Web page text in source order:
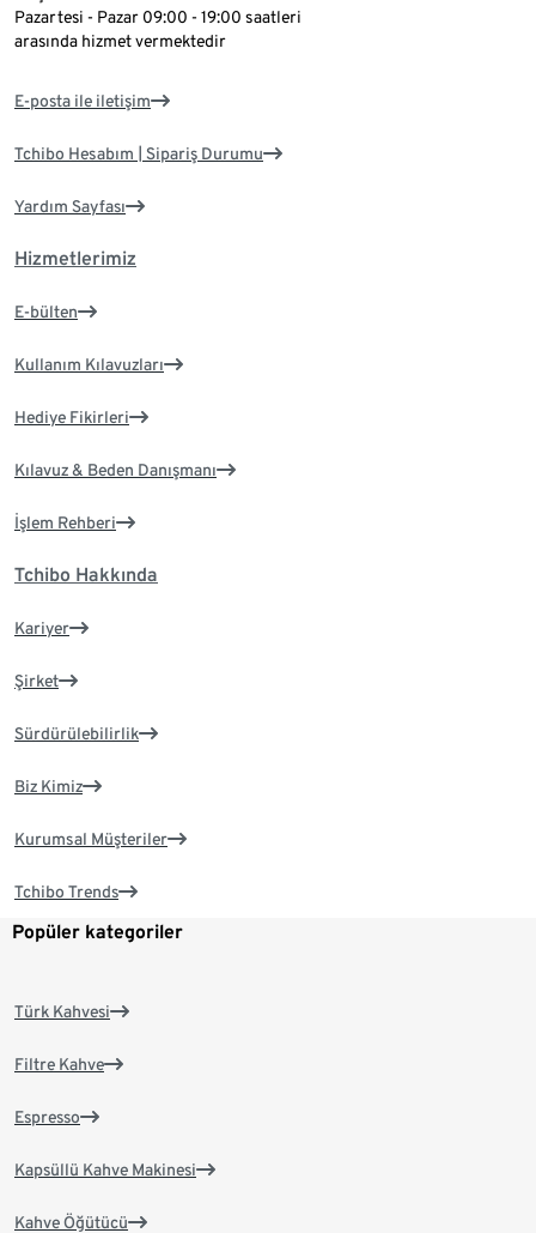
Pazartesi - Pazar 09:00 - 19:00 saatleri
arasında hizmet vermektedir
E-posta ile iletişim
Tchibo Hesabım | Sipariş Durumu
Yardım Sayfası
Hizmetlerimiz
E-bülten
Kullanım Kılavuzları
Hediye Fikirleri
Kılavuz & Beden Danışmanı
İşlem Rehberi
Tchibo Hakkında
Kariyer
Şirket
Sürdürülebilirlik
Biz Kimiz
Kurumsal Müşteriler
Tchibo Trends
Popüler kategoriler
Türk Kahvesi
Filtre Kahve
Espresso
Kapsüllü Kahve Makinesi
Kahve Öğütücü